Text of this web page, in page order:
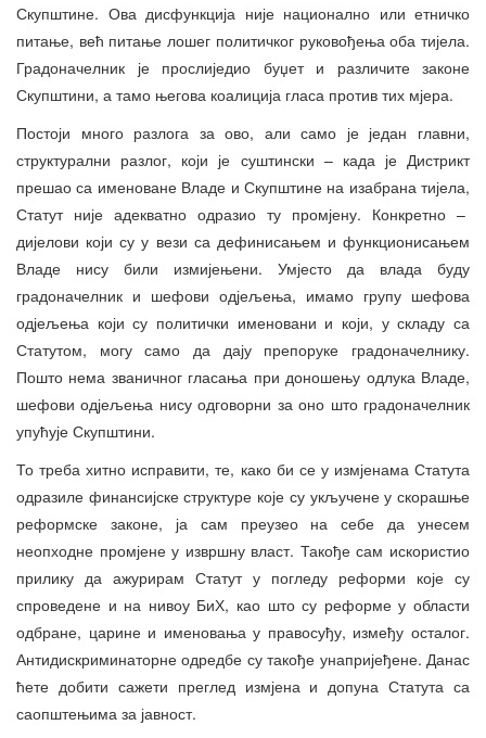
Скупштине. Ова дисфункција није национално или етничко
питање, већ питање лошег политичког руковођења оба тијела.
Градоначелник је прослиједио буџет и различите законе
Скупштини, а тамо његова коалиција гласа против тих мјера.
Постоји много разлога за ово, али само је један главни,
структурални разлог, који је суштински – када је Дистрикт
прешао са именоване Владе и Скупштине на изабрана тијела,
Статут није адекватно одразио ту промјену. Конкретно –
дијелови који су у вези са дефинисањем и функционисањем
Владе нису били измијењени. Умјесто да влада буду
градоначелник и шефови одјељења, имамо групу шефова
одјељења који су политички именовани и који, у складу са
Статутом, могу само да дају препоруке градоначелнику.
Пошто нема званичног гласања при доношењу одлука Владе,
шефови одјељења нису одговорни за оно што градоначелник
упућује Скупштини.
То треба хитно исправити, те, како би се у измјенама Статута
одразиле финансијске структуре које су укључене у скорашње
реформске законе, ја сам преузео на себе да унесем
неопходне промјене у извршну власт. Такође сам искористио
прилику да ажурирам Статут у погледу реформи које су
спроведене и на нивоу БиХ, као што су реформе у области
одбране, царине и именовања у правосуђу, између осталог.
Антидискриминаторне одредбе су такође унапријеђене. Данас
ћете добити сажети преглед измјена и допуна Статута са
саопштењима за јавност.